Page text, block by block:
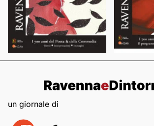
un giornale di